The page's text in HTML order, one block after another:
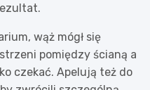
wąż mógł się
pomiędzy ścianą a
czekać. Apelują też do